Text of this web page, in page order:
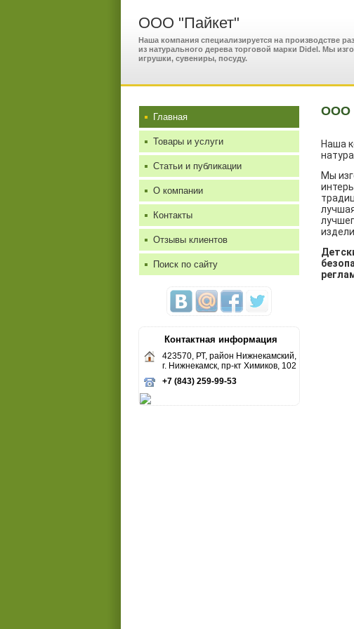
ООО "Пайкет"
Наша компания специализируется на производстве
из натурального дерева торговой марки Didel. Мы
игрушки, сувениры, посуду.
ООО
Наша
Мы
Главная
Товары и услуги
Статьи и публикации
О компании
Контакты
Отзывы клиентов
Поиск по сайту
Контактная информация
423570, РТ, район Нижнекамский,
г. Нижнекамск, пр-кт Химиков, 102
+7 (843) 259-99-53